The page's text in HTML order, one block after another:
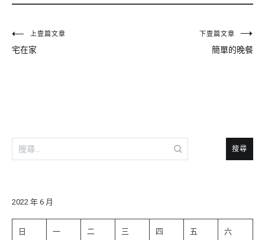
文
章
上壹篇文章
宅在家
下壹篇文章
簡單的晚餐
搜
尋
字:
2022 年 6 月
日 一 二 三 四 五 六